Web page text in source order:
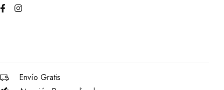
Envío Gratis